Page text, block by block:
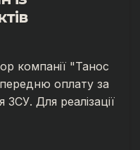
компанії "Танос
оплату за
Для реалізації